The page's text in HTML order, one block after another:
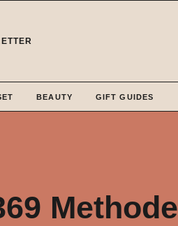
BEAUTY GIFT GUIDES
Methode